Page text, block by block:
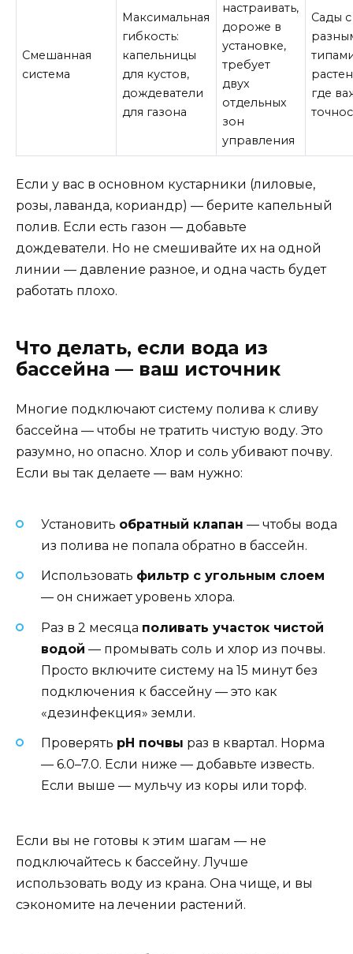
Смешанная
система
Максимальная
гибкость:
капельницы
для кустов,
дождеватели
для газона
настраивать,
дороже в
установке,
требует
двух
отдельных
зон
управления
Сады с
где
Если у вас в основном кустарники (лиловые,
розы, лаванда, кориандр) — берите капельный
полив. Если есть газон — добавьте
дождеватели. Но не смешивайте их на одной
линии — давление разное, и одна часть будет
работать плохо.
Что делать, если вода из
бассейна — ваш источник
Многие подключают систему полива к сливу
бассейна — чтобы не тратить чистую воду. Это
разумно, но опасно. Хлор и соль убивают почву.
Если вы так делаете — вам нужно:
Установить обратный клапан — чтобы вода
из полива не попала обратно в бассейн.
Использовать фильтр с угольным слоем
— он снижает уровень хлора.
Раз в 2 месяца поливать участок чистой
водой — промывать соль и хлор из почвы.
Просто включите систему на 15 минут без
подключения к бассейну — это как
«дезинфекция» земли.
Проверять pH почвы раз в квартал. Норма
— 6.0–7.0. Если ниже — добавьте известь.
Если выше — мульчу из коры или торф.
Если вы не готовы к этим шагам — не
подключайтесь к бассейну. Лучше
использовать воду из крана. Она чище, и вы
сэкономите на лечении растений.